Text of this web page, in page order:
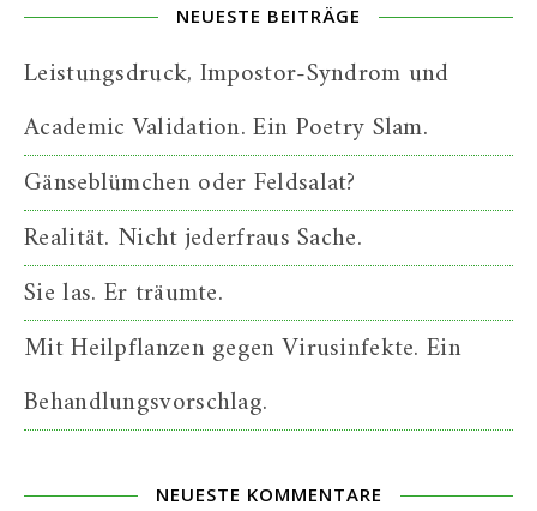
NEUESTE BEITRÄGE
Leistungsdruck, Impostor-Syndrom und
Academic Validation. Ein Poetry Slam.
Gänseblümchen oder Feldsalat?
Realität. Nicht jederfraus Sache.
Sie las. Er träumte.
Mit Heilpflanzen gegen Virusinfekte. Ein
Behandlungsvorschlag.
NEUESTE KOMMENTARE